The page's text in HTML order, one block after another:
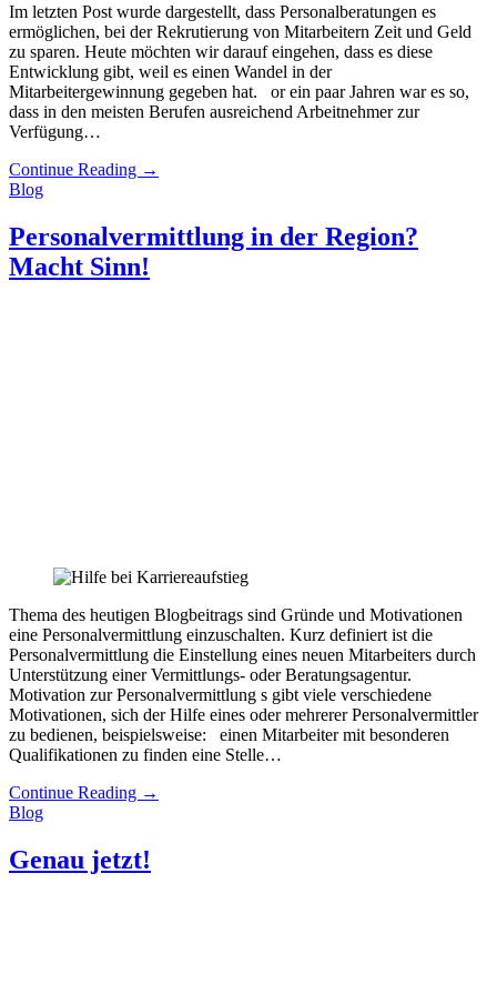
Im letzten Post wurde dargestellt, dass Personalberatungen es
ermöglichen, bei der Rekrutierung von Mitarbeitern Zeit und Geld
zu sparen. Heute möchten wir darauf eingehen, dass es diese
Entwicklung gibt, weil es einen Wandel in der
Mitarbeitergewinnung gegeben hat. or ein paar Jahren war es so,
dass in den meisten Berufen ausreichend Arbeitnehmer zur
Verfügung…
Continue Reading →
Blog
Personalvermittlung in der Region?
Macht Sinn!
Thema des heutigen Blogbeitrags sind Gründe und Motivationen
eine Personalvermittlung einzuschalten. Kurz definiert ist die
Personalvermittlung die Einstellung eines neuen Mitarbeiters durch
Unterstützung einer Vermittlungs- oder Beratungsagentur.
Motivation zur Personalvermittlung s gibt viele verschiedene
Motivationen, sich der Hilfe eines oder mehrerer Personalvermittler
zu bedienen, beispielsweise: einen Mitarbeiter mit besonderen
Qualifikationen zu finden eine Stelle…
Continue Reading →
Blog
Genau jetzt!